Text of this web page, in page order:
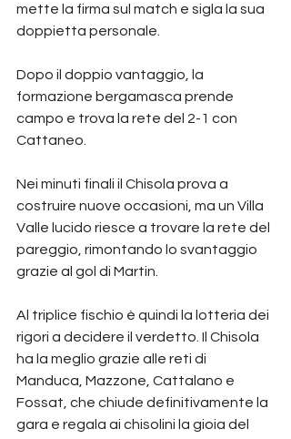
mette la firma sul match e sigla la sua
doppietta personale.
Dopo il doppio vantaggio, la
formazione bergamasca prende
campo e trova la rete del 2-1 con
Cattaneo.
Nei minuti finali il Chisola prova a
costruire nuove occasioni, ma un Villa
Valle lucido riesce a trovare la rete del
pareggio, rimontando lo svantaggio
grazie al gol di Martin.
Al triplice fischio è quindi la lotteria dei
rigori a decidere il verdetto. Il Chisola
ha la meglio grazie alle reti di
Manduca, Mazzone, Cattalano e
Fossat, che chiude definitivamente la
gara e regala ai chisolini la gioia del